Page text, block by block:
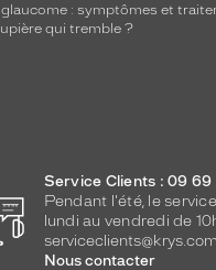
glaucome : symptômes et
qui tremble ?
Service Clients : 09
Pendant l'été, le
lundi au vendredi de
serviceclients@krys.com
Nous contacter